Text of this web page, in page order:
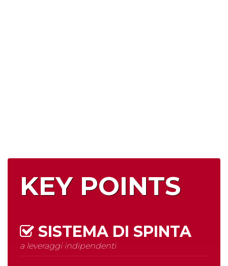
KEY POINTS
SISTEMA DI SPINTA
a leveraggi indipendenti